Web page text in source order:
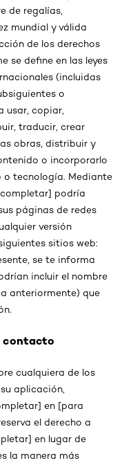
de regalías,
mundial y válida
de los derechos
se define en las leyes
(incluidas
o
usar, copiar,
traducir, crear
obras, distribuir y
o incorporarlo
o tecnología. Mediante
podría
páginas de redes
versión
sitios web:
se te informa
incluir el nombre
anteriormente) que
contacto
cualquiera de los
aplicación,
en [para
el derecho a
en lugar de
la manera más